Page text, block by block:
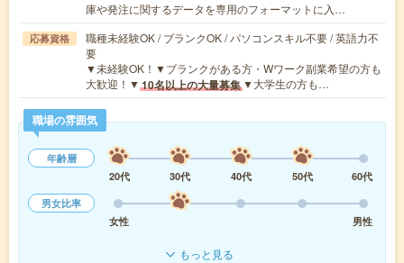
庫や発注に関するデータを専用のフォーマットに入…
応募資格
職種未経験OK / ブランクOK / パソコンスキル不要 / 英語力不
要
▼未経験OK！▼ブランクがある方・Wワーク副業希望の方も
大歓迎！▼ 10名以上の大量募集 ▼大学生の方も…
職場の雰囲気
年齢層
20代
30代 40代 50代
60代
男女比率
女性
男性
もっと見る